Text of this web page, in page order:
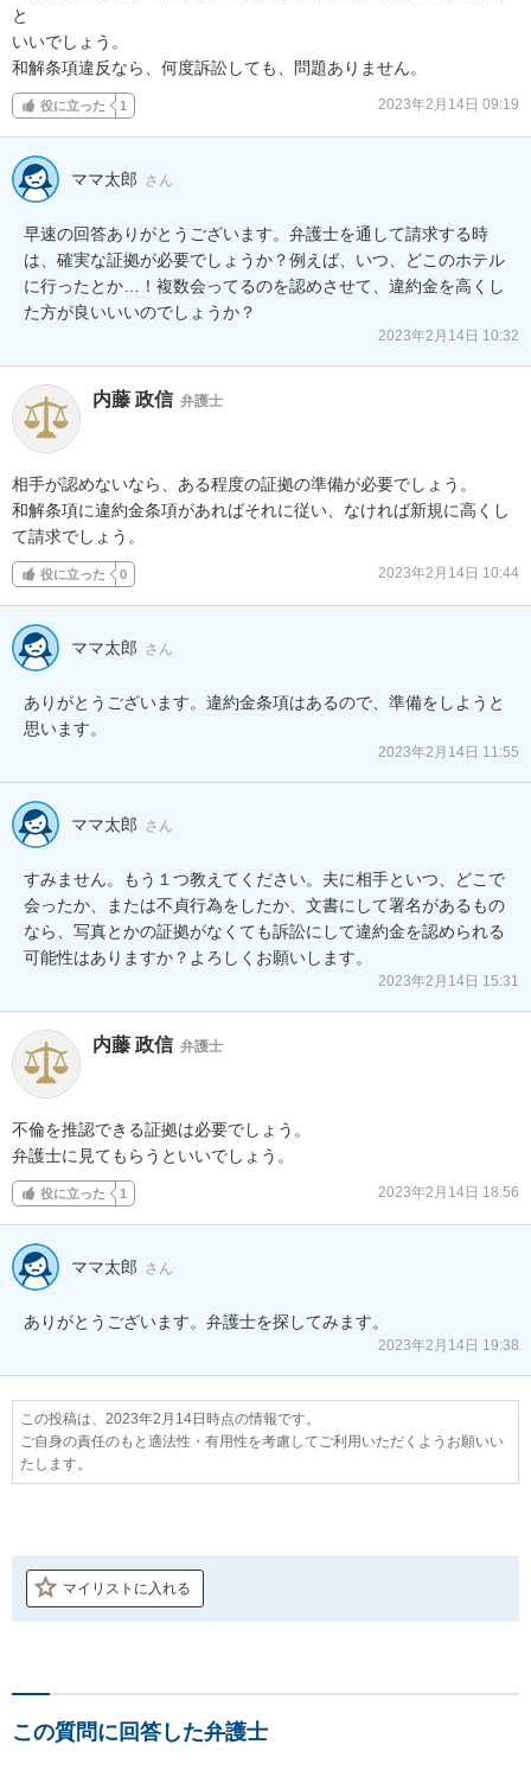
と
いいでしょう。
和解条項違反なら、何度訴訟しても、問題ありません。
役に立った 1 2023年2月14日 09:19
ママ太郎 さん
早速の回答ありがとうございます。弁護士を通して請求する時
は、確実な証拠が必要でしょうか？例えば、いつ、どこのホテル
に行ったとか…！複数会ってるのを認めさせて、違約金を高くし
た方が良いいいのでしょうか？
2023年2月14日 10:32
内藤 政信 弁護士
相手が認めないなら、ある程度の証拠の準備が必要でしょう。
和解条項に違約金条項があればそれに従い、なければ新規に高くし
て請求でしょう。
役に立った 0 2023年2月14日 10:44
ママ太郎 さん
ありがとうございます。違約金条項はあるので、準備をしようと
思います。
2023年2月14日 11:55
ママ太郎 さん
すみません。もう１つ教えてください。夫に相手といつ、どこで
会ったか、または不貞行為をしたか、文書にして署名があるもの
なら、写真とかの証拠がなくても訴訟にして違約金を認められる
可能性はありますか？よろしくお願いします。
2023年2月14日 15:31
内藤 政信 弁護士
不倫を推認できる証拠は必要でしょう。
弁護士に見てもらうといいでしょう。
役に立った 1 2023年2月14日 18:56
ママ太郎 さん
ありがとうございます。弁護士を探してみます。
2023年2月14日 19:38
この投稿は、2023年2月14日時点の情報です。
ご自身の責任のもと適法性・有用性を考慮してご利用いただくようお願いい
たします。
マイリストに入れる
この質問に回答した弁護士